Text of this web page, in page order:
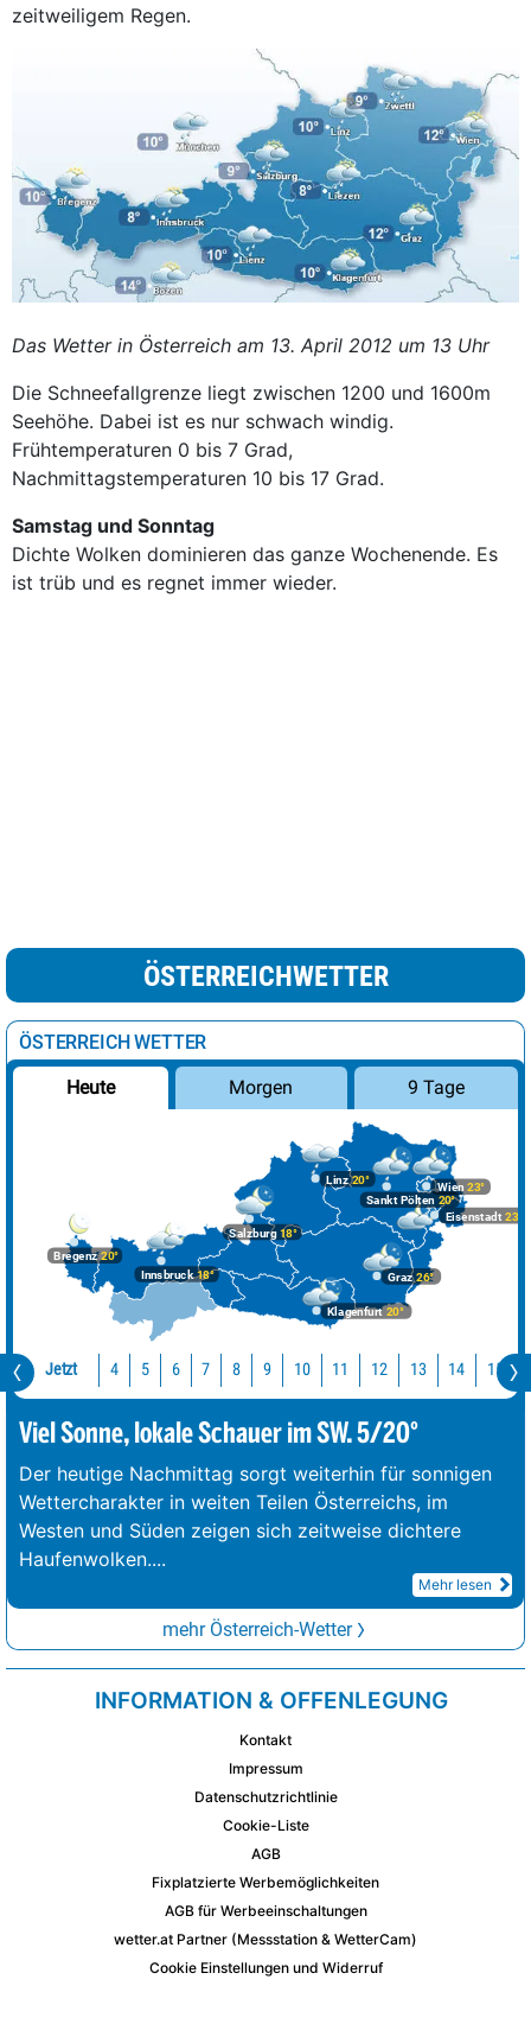
zeitweiligem Regen.
Das Wetter in Österreich am 13. April 2012 um 13 Uhr
Die Schneefallgrenze liegt zwischen 1200 und 1600m
Seehöhe. Dabei ist es nur schwach windig.
Frühtemperaturen 0 bis 7 Grad,
Nachmittagstemperaturen 10 bis 17 Grad.
Samstag und Sonntag
Dichte Wolken dominieren das ganze Wochenende. Es
ist trüb und es regnet immer wieder.
ÖSTERREICHWETTER
ÖSTERREICH WETTER
Heute Morgen 9 Tage
Bregenz20°
Graz26°
Innsbruck18°
Klagenfurt 20°
Linz20°
Salzburg18°
Wien 23°
Eisenstadt 23°
Sankt Pölten 20°
Jetzt 4 5 6 7 8 9 10 11 12 13 14 15
Viel Sonne, lokale Schauer im SW. 5/20°
Der heutige Nachmittag sorgt weiterhin für sonnigen
Wettercharakter in weiten Teilen Österreichs, im
Westen und Süden zeigen sich zeitweise dichtere
Haufenwolken....
Mehr lesen
mehr Österreich-Wetter
INFORMATION & OFFENLEGUNG
Kontakt
Impressum
Datenschutzrichtlinie
Cookie-Liste
AGB
Fixplatzierte Werbemöglichkeiten
AGB für Werbeeinschaltungen
wetter.at Partner (Messstation & WetterCam)
Cookie Einstellungen und Widerruf